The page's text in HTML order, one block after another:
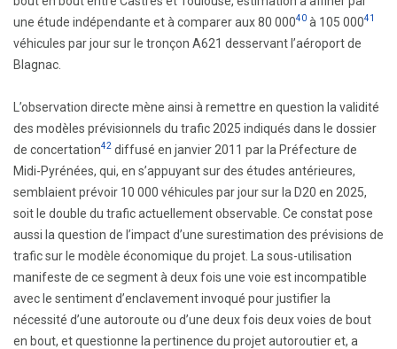
une étude indépendante et à comparer aux 80 00040 à 105 00041
véhicules par jour sur le tronçon A621 desservant l’aéroport de
Blagnac.
L’observation directe mène ainsi à remettre en question la validité
des modèles prévisionnels du trafic 2025 indiqués dans le dossier
de concertation42 diffusé en janvier 2011 par la Préfecture de
Midi-Pyrénées, qui, en s’appuyant sur des études antérieures,
semblaient prévoir 10 000 véhicules par jour sur la D20 en 2025,
soit le double du trafic actuellement observable. Ce constat pose
aussi la question de l’impact d’une surestimation des prévisions de
trafic sur le modèle économique du projet. La sous-utilisation
manifeste de ce segment à deux fois une voie est incompatible
avec le sentiment d’enclavement invoqué pour justifier la
nécessité d’une autoroute ou d’une deux fois deux voies de bout
en bout, et questionne la pertinence du projet autoroutier et, a